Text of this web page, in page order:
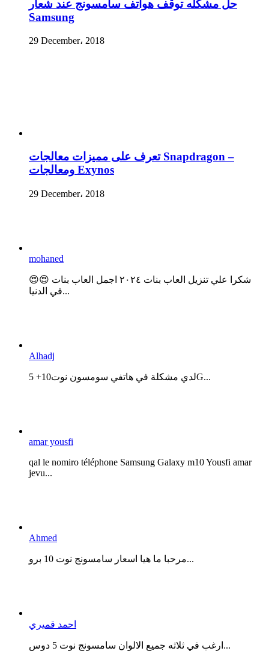
حل مشكله توقف هواتف سامسونج عند شعار
Samsung
29 December، 2018
تعرف على مميزات معالجات Snapdragon –
ومعالجات Exynos
29 December، 2018
mohaned
😍😍 شكرا علي تنزيل العاب بنات ٢٠٢٤ اجمل العاب بنات
في الدنيا...
Alhadj
لدي مشكلة في هاتفي سومسون نوت10+ 5G...
amar yousfi
qal le nomiro téléphone Samsung Galaxy m10 Yousfi amar
jevu...
Ahmed
مرحبا ما هيا اسعار سامسونج نوت 10 برو...
احمد قميري
ارغب في ثلاثه جميع الالوان سامسونج نوت 5 دوس...